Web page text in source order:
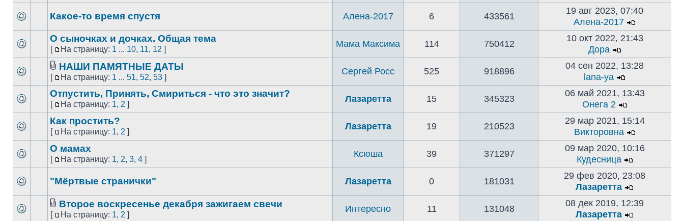
Какое-то время спустя Алена-2017 6 433561
19 авг 2023, 07:40
Алена-2017
О сыночках и дочках. Общая тема
[ На страницу: 1 ... 10, 11, 12 ]
Мама Максима 114 750412
10 окт 2022, 21:43
Дора
НАШИ ПАМЯТНЫЕ ДАТЫ
[ На страницу: 1 ... 51, 52, 53 ]
Сергей Росс 525 918896
04 сен 2022, 13:28
lana-ya
Отпустить, Принять, Смириться - что это значит?
[ На страницу: 1, 2 ]
Лазаретта 15 345323
06 май 2021, 13:43
Онега 2
Как простить?
[ На страницу: 1, 2 ]
Лазаретта 19 210523
29 мар 2021, 15:14
Викторовна
О мамах
[ На страницу: 1, 2, 3, 4 ]
Ксюша 39 371297
09 мар 2020, 10:16
Кудесница
"Мёртвые странички" Лазаретта 0 181031
29 фев 2020, 23:08
Лазаретта
Второе воскресенье декабря зажигаем свечи
[ На страницу: 1, 2 ]
Интересно 11 131048
08 дек 2019, 12:39
Лазаретта